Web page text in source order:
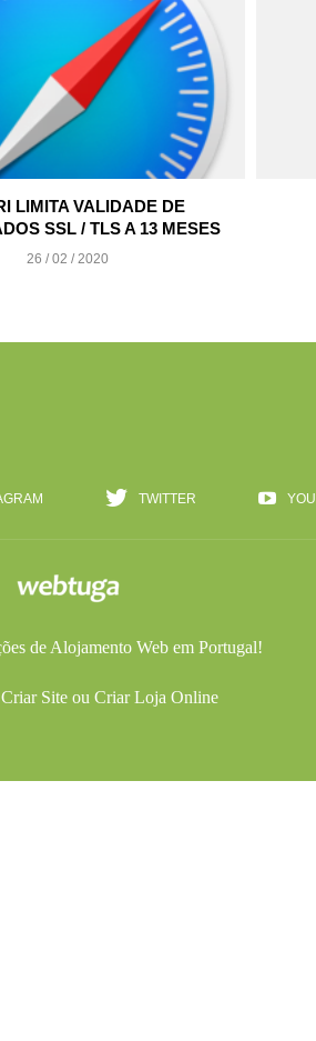
LIMITA VALIDADE DE
SSL / TLS A 13 MESES
26 / 02 / 2020
TWITTER
de Alojamento Webem Portugal!
Criar Siteou Criar Loja Online